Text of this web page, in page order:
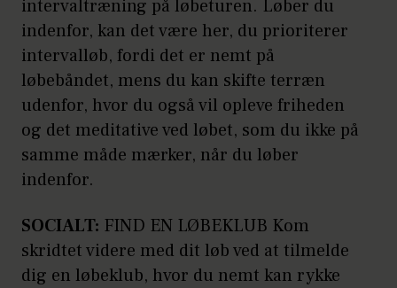
intervaltræning på løbeturen. Løber du
indenfor, kan det være her, du prioriterer
intervalløb, fordi det er nemt på
løbebåndet, mens du kan skifte terræn
udenfor, hvor du også vil opleve friheden
og det meditative ved løbet, som du ikke på
samme måde mærker, når du løber
indenfor.
SOCIALT: FIND EN LØBEKLUB Kom
skridtet videre med dit løb ved at tilmelde
dig en løbeklub, hvor du nemt kan rykke